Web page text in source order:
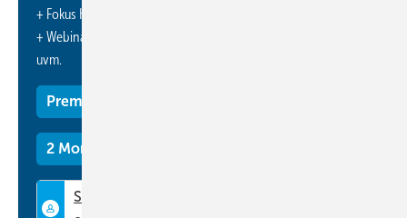
+ Fokus KK: Sonderhefte (PDF)
+ Webinare und Veranstaltungen mit Rabatten
uvm.
Premium Mitgliedschaft
2 Monate kostenlos testen